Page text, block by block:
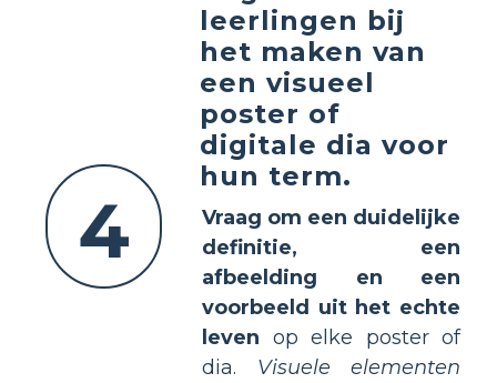
4
leerlingen bij
het maken van
een visueel
poster of
digitale dia voor
hun term.
Vraag om een duidelijke
definitie, een
afbeelding en een
voorbeeld uit het echte
leven op elke poster of
dia. Visuele elementen